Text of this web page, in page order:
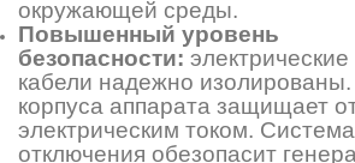
окружающей среды.
Повышенный уровень
безопасности:
кабели надежно
корпуса аппарата защищает
электрическим током.
отключения обезопасит